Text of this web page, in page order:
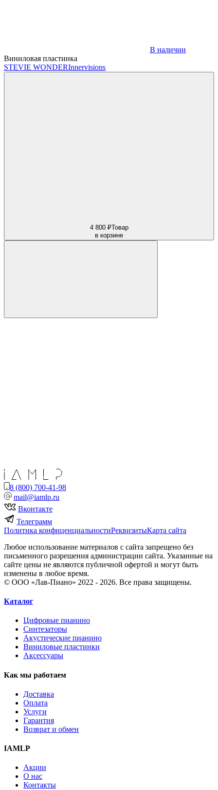
В наличии
Виниловая пластинка
STEVIE WONDERInnervisions
4 800 ₽Товар
в корзине
8 (800) 700-41-98
mail@iamlp.ru
Вконтакте
Телеграмм
Политика конфиценциальностиРеквизитыКарта сайта
Любое использование материалов с сайта запрещено без
письменного разрешения администрации сайта. Указанные на
сайте цены не являются публичной офертой и могут быть
изменены в любое время.
© ООО «Лав-Пиано» 2022 - 2026. Все права защищены.
Каталог
Цифровые пианино
Синтезаторы
Акустические пианино
Виниловые пластинки
Аксессуары
Как мы работаем
Доставка
Оплата
Услуги
Гарантия
Возврат и обмен
IAMLP
Акции
О нас
Контакты